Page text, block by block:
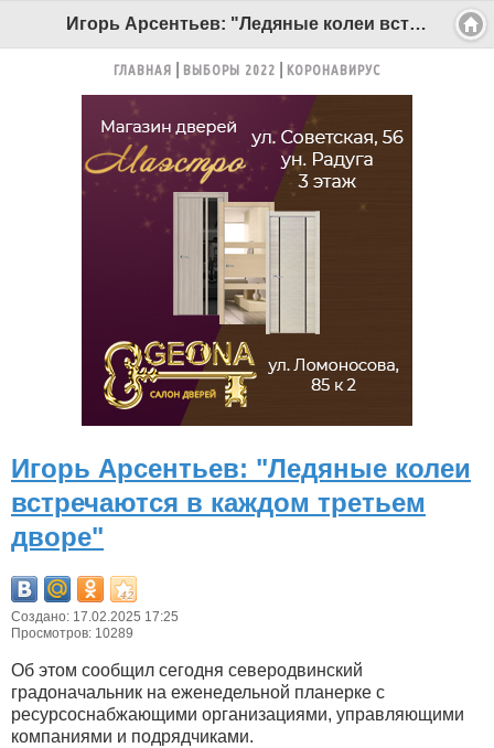
Игорь Арсентьев: "Ледяные колеи встречаются в каждом третьем дворе" - Беломорканал Северодвинск tv29.ru
ГЛАВНАЯ ВЫБОРЫ 2022 КОРОНАВИРУС
Игорь Арсентьев: "Ледяные колеи
встречаются в каждом третьем
дворе"
Создано: 17.02.2025 17:25
Просмотров: 10289
Об этом сообщил сегодня северодвинский
градоначальник на еженедельной планерке с
ресурсоснабжающими организациями, управляющими
компаниями и подрядчиками.